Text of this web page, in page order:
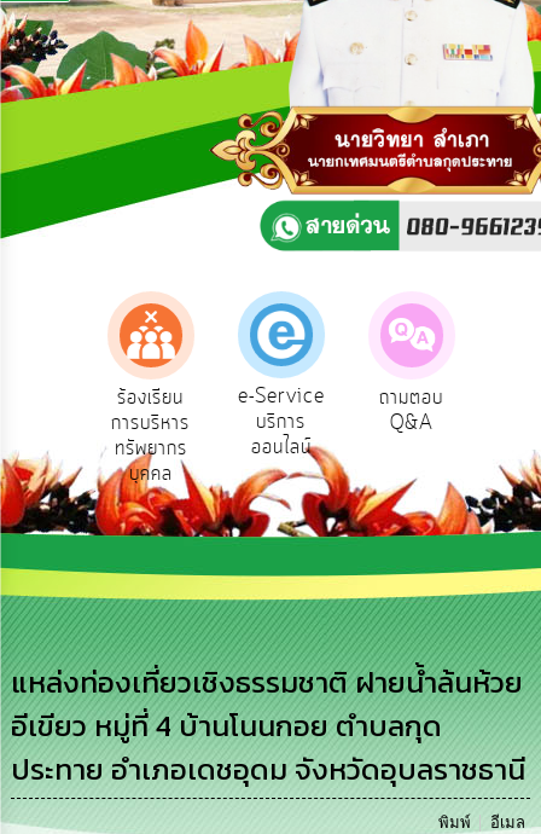
รับ
ฟัง
ความ
คิด
เห็น
แผน
แผน
พัฒนา
ทรัพยากร
การ
บริหาร
งาน
ส่ง
เสริม
ความ
โปร่งใส
การ
จัด
ซื้อ
จัด
จ้าง
ร้องเรียน
การบริหาร
ทรัพยากร
บุคคล
e-Service
บริการ
ออนไลน์
ถามตอบ
Q&A
แหล่งท่องเที่ยวเชิงธรรมชาติ ฝายน้ำล้นห้วย
อีเขียว หมู่ที่ 4 บ้านโนนกอย ตำบลกุด
ประทาย อำเภอเดชอุดม จังหวัดอุบลราชธานี
พิมพ์ อีเมล